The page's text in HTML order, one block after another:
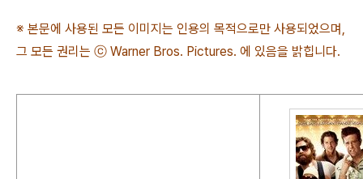
※ 본문에 사용된 모든 이미지는 인용의 목적으로만 사용되었으며,
그 모든 권리는 ⓒ Warner Bros. Pictures. 에 있음을 밝힙니다.